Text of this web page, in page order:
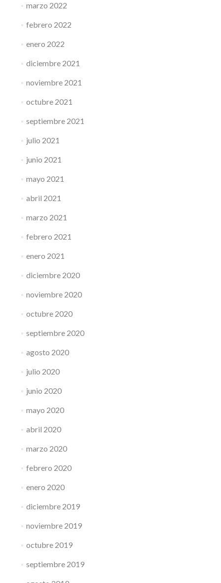
marzo 2022
febrero 2022
enero 2022
diciembre 2021
noviembre 2021
octubre 2021
septiembre 2021
julio 2021
junio 2021
mayo 2021
abril 2021
marzo 2021
febrero 2021
enero 2021
diciembre 2020
noviembre 2020
octubre 2020
septiembre 2020
agosto 2020
julio 2020
junio 2020
mayo 2020
abril 2020
marzo 2020
febrero 2020
enero 2020
diciembre 2019
noviembre 2019
octubre 2019
septiembre 2019